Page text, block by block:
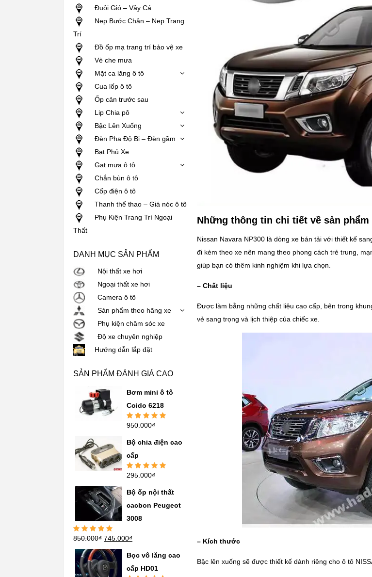
Những thông tin chi tiết về sản phẩm
Nissan Navara NP300 là dòng xe bán tải với thiết kế
đi kèm theo xe nên mang theo phong cách trẻ trung,
giúp bạn có thêm kinh nghiệm khi lựa chọn.
– Chất liệu
Được làm bằng những chất liệu cao cấp, bên trong
vẻ sang trọng và lịch thiệp của chiếc xe.
– Kích thước
Bậc lên xuống sẽ được thiết kế dành riêng cho ô tô
Đuôi Gió – Vây Cá
Nẹp Bước Chân – Nẹp Trang
Trí
Đồ ốp mạ trang trí bảo vệ xe
Vè che mưa
Mặt ca lăng ô tô
Cua lốp ô tô
Ốp cản trước sau
Lip Chia pô
Bậc Lên Xuống
Đèn Pha Độ Bi – Đèn gầm
Bạt Phủ Xe
Gạt mưa ô tô
Chắn bùn ô tô
Cốp điện ô tô
Thanh thể thao – Giá nóc ô tô
Phụ Kiện Trang Trí Ngoại
Thất
DANH MỤC SẢN PHẨM
Nội thất xe hơi
Ngoại thất xe hơi
Camera ô tô
Sản phẩm theo hãng xe
Phụ kiện chăm sóc xe
Độ xe chuyên nghiệp
Hướng dẫn lắp đặt
SẢN PHẨM ĐÁNH GIÁ CAO
Bơm mini ô tô
Coido 6218
Được xếp
sao
950.000₫
Bộ chia điện cao
cấp
Được xếp
sao
295.000₫
Bộ ốp nội thất
cacbon Peugeot
3008
Được xếp
sao
850.000₫ 745.000₫
Bọc vô lăng cao
cấp HD01